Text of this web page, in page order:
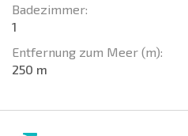
Badezimmer:
1
Entfernung zum Meer (m):
250 m